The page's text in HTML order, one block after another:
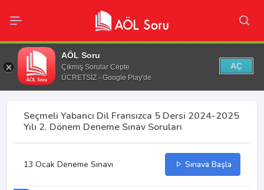
AÖL Soru
Çıkmış Sorular Cepte
ÜCRETSİZ - Google Play'de
AÇ
Seçmeli Yabancı Dil Fransızca 5 Dersi 2024-2025
Yılı 2. Dönem Deneme Sınav Soruları
13 Ocak Deneme Sınavı Sınava Başla